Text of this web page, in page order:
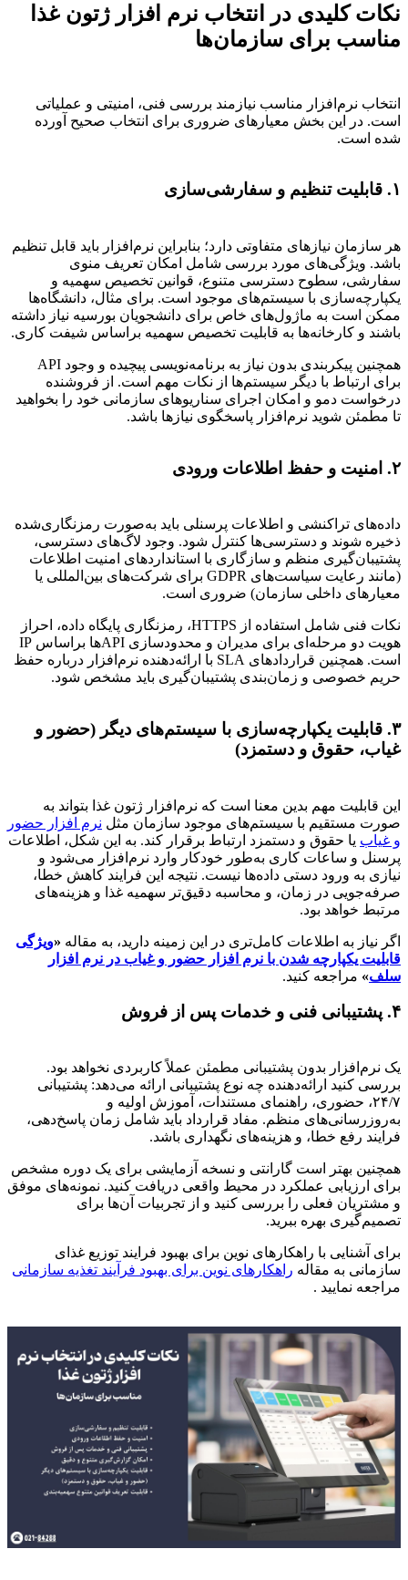
نکات کلیدی در انتخاب نرم افزار ژتون غذا
مناسب برای سازمان‌ها
انتخاب نرم‌افزار مناسب نیازمند بررسی فنی، امنیتی و عملیاتی
است. در این بخش معیارهای ضروری برای انتخاب صحیح آورده
شده است.
۱. قابلیت تنظیم و سفارشی‌سازی
هر سازمان نیازهای متفاوتی دارد؛ بنابراین نرم‌افزار باید قابل تنظیم
باشد. ویژگی‌های مورد بررسی شامل امکان تعریف منوی
سفارشی، سطوح دسترسی متنوع، قوانین تخصیص سهمیه و
یکپارچه‌سازی با سیستم‌های موجود است. برای مثال، دانشگاه‌ها
ممکن است به ماژول‌های خاص برای دانشجویان بورسیه نیاز داشته
باشند و کارخانه‌ها به قابلیت تخصیص سهمیه براساس شیفت کاری.
همچنین پیکربندی بدون نیاز به برنامه‌نویسی پیچیده و وجود API
برای ارتباط با دیگر سیستم‌ها از نکات مهم است. از فروشنده
درخواست دمو و امکان اجرای سناریوهای سازمانی خود را بخواهید
تا مطمئن شوید نرم‌افزار پاسخگوی نیازها باشد.
۲. امنیت و حفظ اطلاعات ورودی
داده‌های تراکنشی و اطلاعات پرسنلی باید به‌صورت رمزنگاری‌شده
ذخیره شوند و دسترسی‌ها کنترل شود. وجود لاگ‌های دسترسی،
پشتیبان‌گیری منظم و سازگاری با استانداردهای امنیت اطلاعات
(مانند رعایت سیاست‌های GDPR برای شرکت‌های بین‌المللی یا
معیارهای داخلی سازمان) ضروری است.
نکات فنی شامل استفاده از HTTPS، رمزنگاری پایگاه داده، احراز
هویت دو مرحله‌ای برای مدیران و محدودسازی APIها براساس IP
است. همچنین قراردادهای SLA با ارائه‌دهنده نرم‌افزار درباره حفظ
حریم خصوصی و زمان‌بندی پشتیبان‌گیری باید مشخص شود.
۳. قابلیت یکپارچه‌سازی با سیستم‌های دیگر (حضور و
غیاب، حقوق و دستمزد)
این قابلیت مهم بدین معنا است که نرم‌افزار ژتون غذا بتواند به
صورت مستقیم با سیستم‌های موجود سازمان مثل نرم افزار حضور
و غیاب یا حقوق و دستمزد ارتباط برقرار کند. به این شکل، اطلاعات
پرسنل و ساعات کاری به‌طور خودکار وارد نرم‌افزار می‌شود و
نیازی به ورود دستی داده‌ها نیست. نتیجه این فرایند کاهش خطا،
صرفه‌جویی در زمان، و محاسبه دقیق‌تر سهمیه غذا و هزینه‌های
مرتبط خواهد بود.
اگر نیاز به اطلاعات کامل‌تری در این زمینه دارید، به مقاله «ویژگی
قابلیت یکپارچه شدن با نرم افزار حضور و غیاب در نرم افزار
سلف» مراجعه کنید.
۴. پشتیبانی فنی و خدمات پس از فروش
یک نرم‌افزار بدون پشتیبانی مطمئن عملاً کاربردی نخواهد بود.
بررسی کنید ارائه‌دهنده چه نوع پشتیبانی ارائه می‌دهد: پشتیبانی
۲۴/۷، حضوری، راهنمای مستندات، آموزش اولیه و
به‌روزرسانی‌های منظم. مفاد قرارداد باید شامل زمان پاسخ‌دهی،
فرایند رفع خطا، و هزینه‌های نگهداری باشد.
همچنین بهتر است گارانتی و نسخه آزمایشی برای یک دوره مشخص
برای ارزیابی عملکرد در محیط واقعی دریافت کنید. نمونه‌های موفق
و مشتریان فعلی را بررسی کنید و از تجربیات آن‌ها برای
تصمیم‌گیری بهره ببرید.
برای آشنایی با راهکارهای نوین برای بهبود فرایند توزیع غذای
سازمانی به مقاله راهکارهای نوین برای بهبود فرآیند تغذیه سازمانی
مراجعه نمایید .